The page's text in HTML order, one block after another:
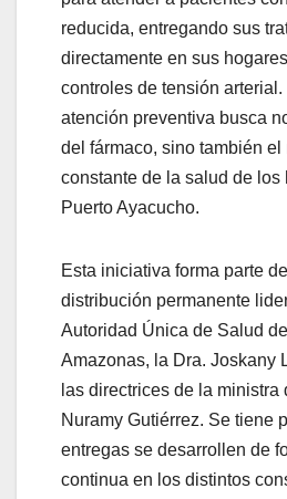
reducida, entregando sus
directamente en sus
controles de tensión
atención preventiva busca
del fármaco, sino también el
constante de la salud de los
Puerto Ayacucho.
Esta iniciativa forma parte
distribución permanente
Autoridad Única de Salud
Amazonas, la Dra. Joskany
las directrices de la ministra
Nuramy Gutiérrez. Se tiene
entregas se desarrollen de
continua en los distintos